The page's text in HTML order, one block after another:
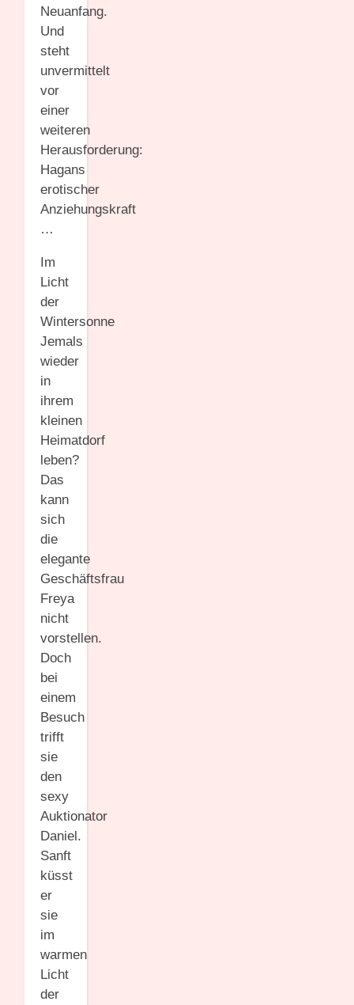
Neuanfang.
Und
steht
unvermittelt
vor
einer
weiteren
Herausforderung:
Hagans
erotischer
Anziehungskraft
…
Im
Licht
der
Wintersonne
Jemals
wieder
in
ihrem
kleinen
Heimatdorf
leben?
Das
kann
sich
die
elegante
Geschäftsfrau
Freya
nicht
vorstellen.
Doch
bei
einem
Besuch
trifft
sie
den
sexy
Auktionator
Daniel.
Sanft
küsst
er
sie
im
warmen
Licht
der